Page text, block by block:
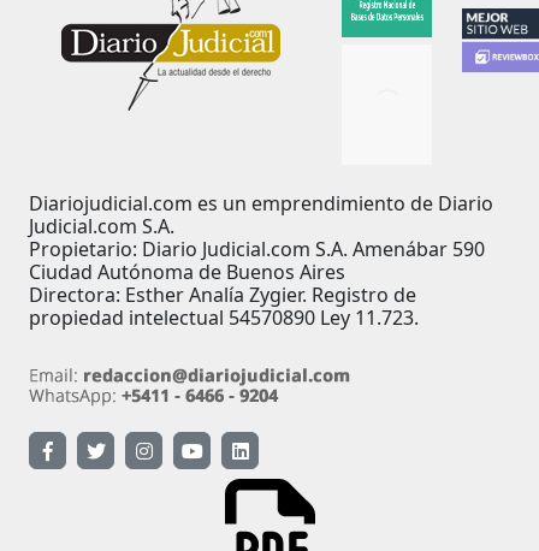
Diariojudicial.com es un emprendimiento de Diario
Judicial.com S.A.
Propietario: Diario Judicial.com S.A. Amenábar 590
Ciudad Autónoma de Buenos Aires
Directora: Esther Analía Zygier. Registro de
propiedad intelectual 54570890 Ley 11.723.